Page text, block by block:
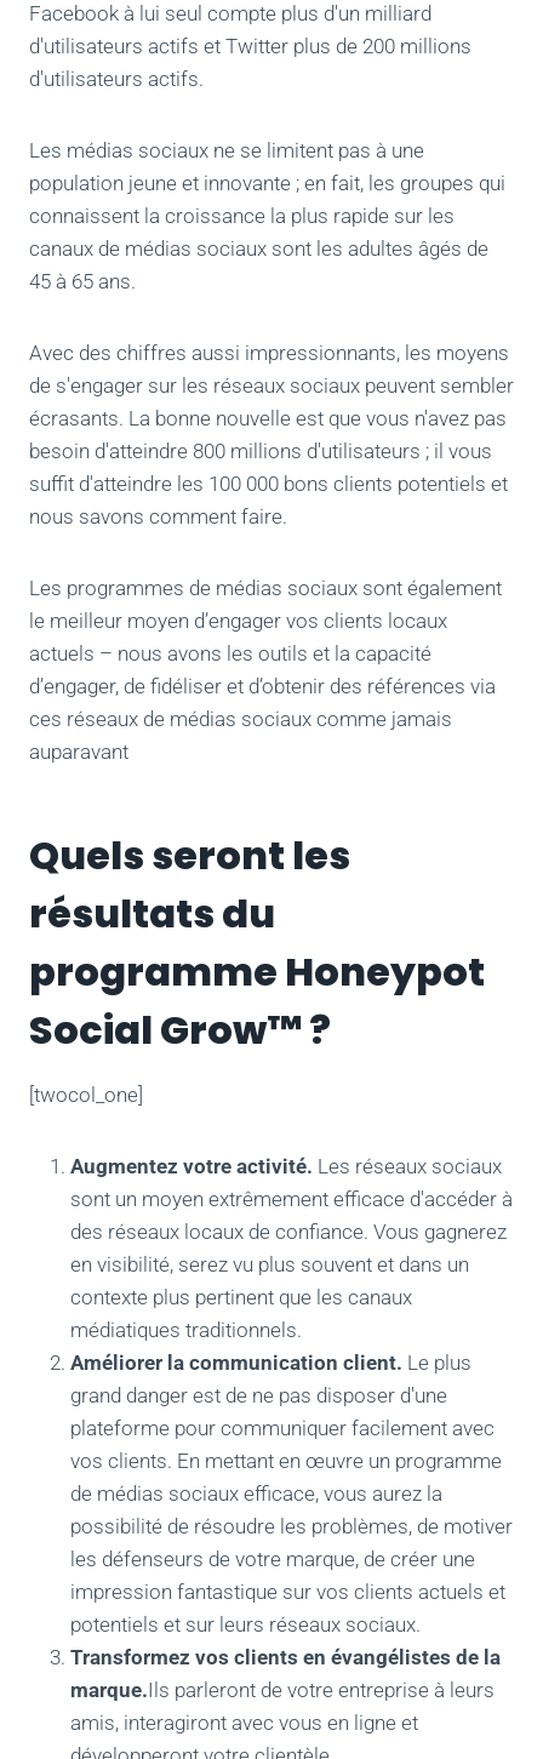
Facebook à lui seul compte plus d'un milliard
d'utilisateurs actifs et Twitter plus de 200 millions
d'utilisateurs actifs.
Les médias sociaux ne se limitent pas à une
population jeune et innovante ; en fait, les groupes qui
connaissent la croissance la plus rapide sur les
canaux de médias sociaux sont les adultes âgés de
45 à 65 ans.
Avec des chiffres aussi impressionnants, les moyens
de s'engager sur les réseaux sociaux peuvent sembler
écrasants. La bonne nouvelle est que vous n'avez pas
besoin d'atteindre 800 millions d'utilisateurs ; il vous
suffit d'atteindre les 100 000 bons clients potentiels et
nous savons comment faire.
Les programmes de médias sociaux sont également
le meilleur moyen d’engager vos clients locaux
actuels – nous avons les outils et la capacité
d’engager, de fidéliser et d’obtenir des références via
ces réseaux de médias sociaux comme jamais
auparavant
Quels seront les
résultats du
programme Honeypot
Social Grow™ ?
[twocol_one]
Augmentez votre activité. Les réseaux sociaux
sont un moyen extrêmement efficace d'accéder à
des réseaux locaux de confiance. Vous gagnerez
en visibilité, serez vu plus souvent et dans un
contexte plus pertinent que les canaux
médiatiques traditionnels.
Améliorer la communication client. Le plus
grand danger est de ne pas disposer d'une
plateforme pour communiquer facilement avec
vos clients. En mettant en œuvre un programme
de médias sociaux efficace, vous aurez la
possibilité de résoudre les problèmes, de motiver
les défenseurs de votre marque, de créer une
impression fantastique sur vos clients actuels et
potentiels et sur leurs réseaux sociaux.
Transformez vos clients en évangélistes de la
marque.Ils parleront de votre entreprise à leurs
amis, interagiront avec vous en ligne et